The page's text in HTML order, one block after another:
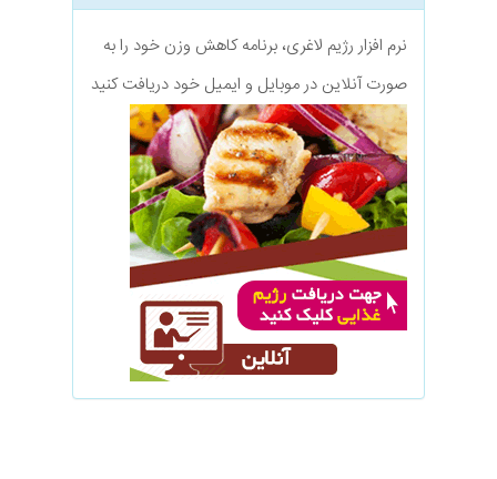
نرم افزار رژیم لاغری، برنامه کاهش وزن خود را به
صورت آنلاین در موبایل و ایمیل خود دریافت کنید